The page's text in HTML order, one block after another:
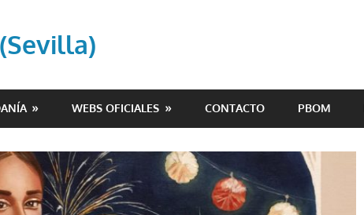
WEBS OFICIALES CONTACTO PBOM